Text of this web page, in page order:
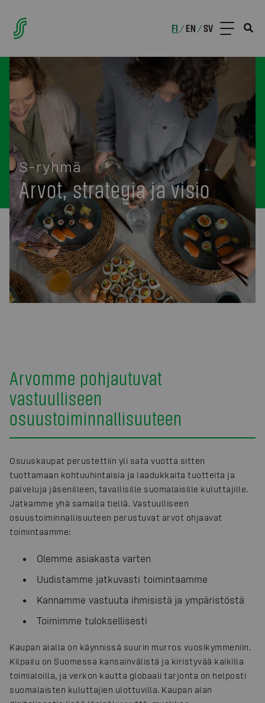
FI /EN /SV
S-ryhmä
Arvot, strategia ja visio
Arvomme pohjautuvat
vastuulliseen
osuustoiminnallisuuteen
Osuuskaupat perustettiin yli sata vuotta sitten
tuottamaan kohtuuhintaisia ja laadukkaita tuotteita ja
palveluja jäsenilleen, tavallisille suomalaisille kuluttajille.
Jatkamme yhä samalla tiellä. Vastuulliseen
osuustoiminnallisuuteen perustuvat arvot ohjaavat
toimintaamme:
Olemme asiakasta varten
Uudistamme jatkuvasti toimintaamme
Kannamme vastuuta ihmisistä ja ympäristöstä
Toimimme tuloksellisesti
Kaupan alalla on käynnissä suurin murros vuosikymmeniin.
Kilpailu on Suomessa kansainvälistä ja kiristyvää kaikilla
toimialoilla, ja verkon kautta globaali tarjonta on helposti
suomalaisten kuluttajien ulottuvilla. Kaupan alan